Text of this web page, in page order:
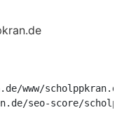
www/
seo-score/